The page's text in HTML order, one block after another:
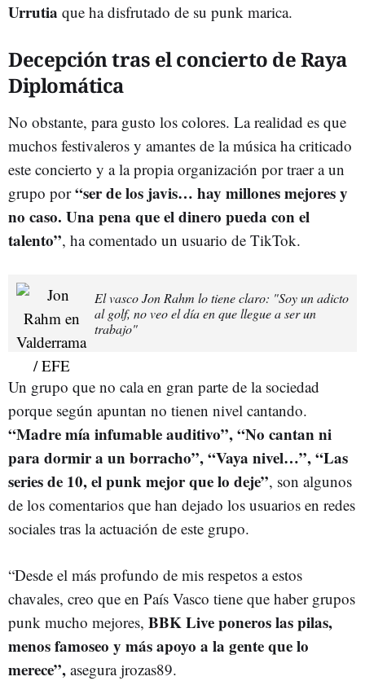
Urrutia que ha disfrutado de su punk marica.
Decepción tras el concierto de Raya
Diplomática
No obstante, para gusto los colores. La realidad es que
muchos festivaleros y amantes de la música ha criticado
este concierto y a la propia organización por traer a un
grupo por“ser de los javis… hay millones mejores y
no caso. Una pena que el dinero pueda con el
talento”, ha comentado un usuario de TikTok.
El vasco Jon Rahm lo tiene claro: "Soy un adicto
al golf, no veo el día en que llegue a ser un
trabajo"
Un grupo que no cala en gran parte de la sociedad
porque según apuntan no tienen nivel cantando.
“Madre mía infumable auditivo”, “No cantan ni
para dormir a un borracho”, “Vaya nivel…”, “Las
series de 10, el punk mejor que lo deje”, son algunos
de los comentarios que han dejado los usuarios en redes
sociales tras la actuación de este grupo.
“Desde el más profundo de mis respetos a estos
chavales, creo que en País Vasco tiene que haber grupos
punk mucho mejores, BBK Live poneros las pilas,
menos famoseo y más apoyo a la gente que lo
merece”, asegura jrozas89.